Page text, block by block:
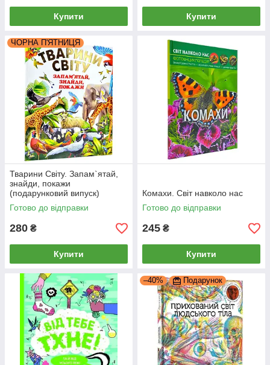
Купити Купити
ЧОРНА П'ЯТНИЦЯ
Тварини Світу. Запам`ятай,
знайди, покажи
(подарунковий випуск)
Готово до відправки
280 ₴
Купити
Комахи. Світ навколо нас
Готово до відправки
245 ₴
Купити
–40% Подарунок